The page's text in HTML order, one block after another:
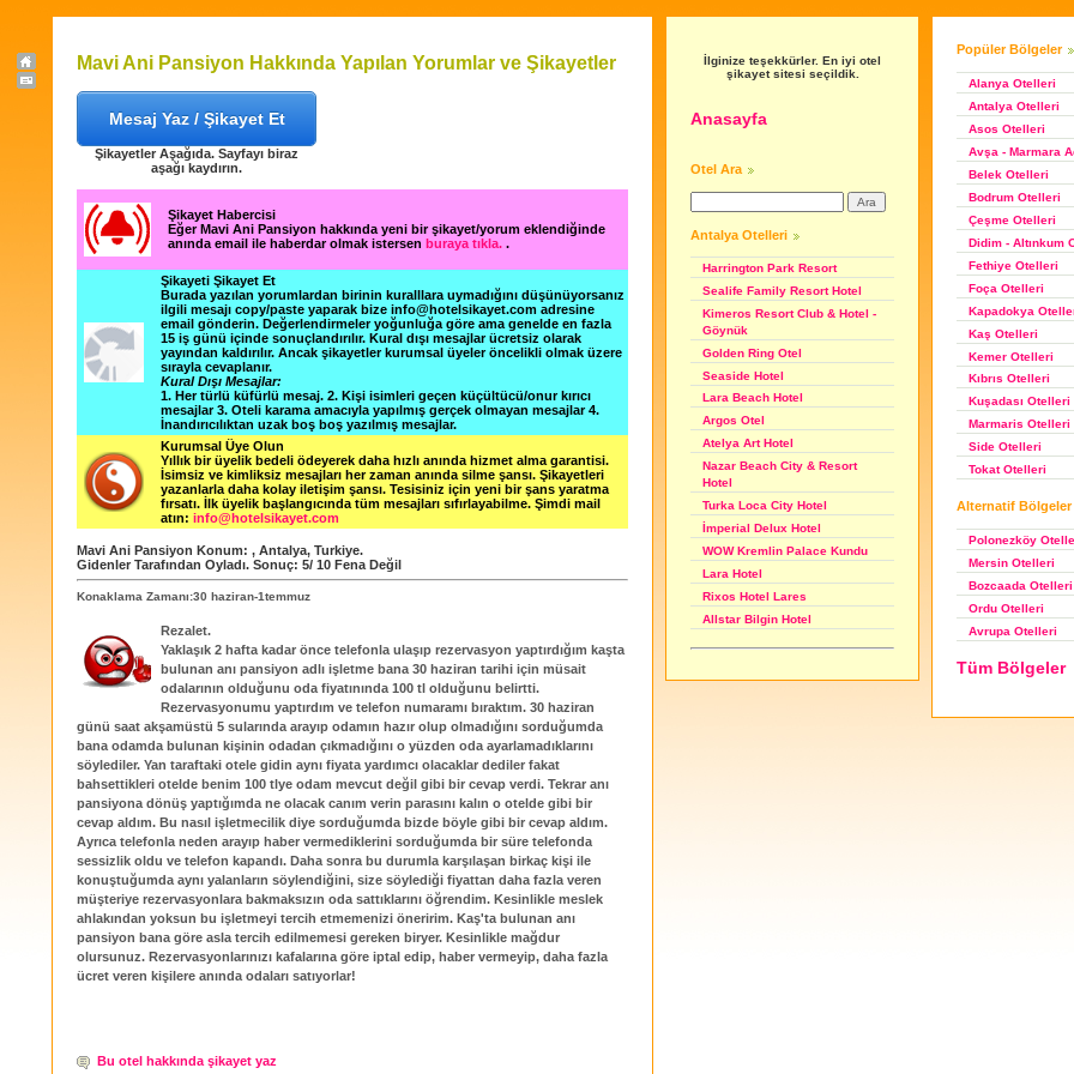
Mavi Ani Pansiyon Hakkında Yapılan Yorumlar ve Şikayetler
Mesaj Yaz / Şikayet Et
Şikayetler Aşağıda. Sayfayı biraz
aşağı kaydırın.
Şikayet Habercisi
Eğer Mavi Ani Pansiyon hakkında yeni bir şikayet/yorum eklendiğinde
anında email ile haberdar olmak istersen buraya tıkla. .
Şikayeti Şikayet Et
Burada yazılan yorumlardan birinin kuralllara uymadığını düşünüyorsanız
ilgili mesajı copy/paste yaparak bize info@hotelsikayet.com adresine
email gönderin. Değerlendirmeler yoğunluğa göre ama genelde en fazla
15 iş günü içinde sonuçlandırılır. Kural dışı mesajlar ücretsiz olarak
yayından kaldırılır. Ancak şikayetler kurumsal üyeler öncelikli olmak üzere
sırayla cevaplanır.
Kural Dışı Mesajlar:
1. Her türlü küfürlü mesaj. 2. Kişi isimleri geçen küçültücü/onur kırıcı
mesajlar 3. Oteli karama amacıyla yapılmış gerçek olmayan mesajlar 4.
İnandırıcılıktan uzak boş boş yazılmış mesajlar.
Kurumsal Üye Olun
Yıllık bir üyelik bedeli ödeyerek daha hızlı anında hizmet alma garantisi.
İsimsiz ve kimliksiz mesajları her zaman anında silme şansı. Şikayetleri
yazanlarla daha kolay iletişim şansı. Tesisiniz için yeni bir şans yaratma
fırsatı. İlk üyelik başlangıcında tüm mesajları sıfırlayabilme. Şimdi mail
atın: info@hotelsikayet.com
Mavi Ani Pansiyon Konum: , Antalya, Turkiye.
Gidenler Tarafından Oyladı. Sonuç: 5/ 10 Fena Değil
Konaklama Zamanı:30 haziran-1temmuz
Rezalet.
Yaklaşık 2 hafta kadar önce telefonla ulaşıp rezervasyon yaptırdığım kaşta
bulunan anı pansiyon adlı işletme bana 30 haziran tarihi için müsait
odalarının olduğunu oda fiyatınında 100 tl olduğunu belirtti.
Rezervasyonumu yaptırdım ve telefon numaramı bıraktım. 30 haziran
günü saat akşamüstü 5 sularında arayıp odamın hazır olup olmadığını sorduğumda
bana odamda bulunan kişinin odadan çıkmadığını o yüzden oda ayarlamadıklarını
söylediler. Yan taraftaki otele gidin aynı fiyata yardımcı olacaklar dediler fakat
bahsettikleri otelde benim 100 tlye odam mevcut değil gibi bir cevap verdi. Tekrar anı
pansiyona dönüş yaptığımda ne olacak canım verin parasını kalın o otelde gibi bir
cevap aldım. Bu nasıl işletmecilik diye sorduğumda bizde böyle gibi bir cevap aldım.
Ayrıca telefonla neden arayıp haber vermediklerini sorduğumda bir süre telefonda
sessizlik oldu ve telefon kapandı. Daha sonra bu durumla karşılaşan birkaç kişi ile
konuştuğumda aynı yalanların söylendiğini, size söylediği fiyattan daha fazla veren
müşteriye rezervasyonlara bakmaksızın oda sattıklarını öğrendim. Kesinlikle meslek
ahlakından yoksun bu işletmeyi tercih etmemenizi öneririm. Kaş'ta bulunan anı
pansiyon bana göre asla tercih edilmemesi gereken biryer. Kesinlikle mağdur
olursunuz. Rezervasyonlarınızı kafalarına göre iptal edip, haber vermeyip, daha fazla
ücret veren kişilere anında odaları satıyorlar!
Bu otel hakkında şikayet yaz
İlginize teşekkürler. En iyi otel
şikayet sitesi seçildik.
Anasayfa
Otel Ara
Antalya Otelleri
Harrington Park Resort
Sealife Family Resort Hotel
Kimeros Resort Club & Hotel -
Göynük
Golden Ring Otel
Seaside Hotel
Lara Beach Hotel
Argos Otel
Atelya Art Hotel
Nazar Beach City & Resort
Hotel
Turka Loca City Hotel
İmperial Delux Hotel
WOW Kremlin Palace Kundu
Lara Hotel
Rixos Hotel Lares
Allstar Bilgin Hotel
Popüler Bölgeler
Alanya Otelleri
Antalya Otelleri
Asos Otelleri
Avşa - Marmara
Belek Otelleri
Bodrum Otelleri
Çeşme Otelleri
Didim - Altınkum
Fethiye Otelleri
Foça Otelleri
Kapadokya
Kaş Otelleri
Kemer Otelleri
Kıbrıs Otelleri
Kuşadası Otelleri
Marmaris Otelleri
Side Otelleri
Tokat Otelleri
Alternatif Bölgeler
Polonezköy
Mersin Otelleri
Bozcaada Otelleri
Ordu Otelleri
Avrupa Otelleri
Tüm Bölgeler